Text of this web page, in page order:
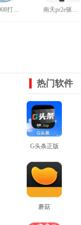
惠普1008打印机驱动官网版 南天pr2e驱动官方版
热门软件
G头条正版
查看
蘑菇
mogu2.6.0版
查看